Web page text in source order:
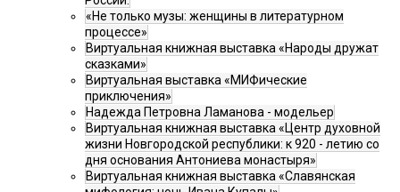
«Не только музы: женщины в литературном
процессе»
Виртуальная книжная выставка «Народы дружат
сказками»
Виртуальная выставка «МИФические
приключения»
Надежда Петровна Ламанова - модельер
Виртуальная книжная выставка «Центр духовной
жизни Новгородской республики: к 920 - летию со
дня основания Антониева монастыря»
Виртуальная книжная выставка «Славянская